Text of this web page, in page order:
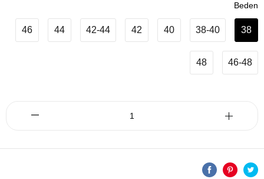
Beden
38
38-40
40
42
42-44
44
46
46-48
48